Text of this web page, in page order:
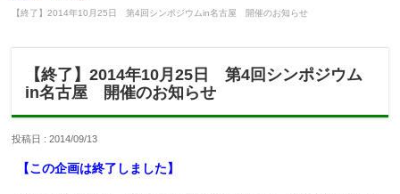
【終了】2014年10月25日 第4回シンポジウムin名古屋 開催のお知らせ
【終了】2014年10月25日 第4回シンポジウム
in名古屋 開催のお知らせ
投稿日 : 2014/09/13
【この企画は終了しました】